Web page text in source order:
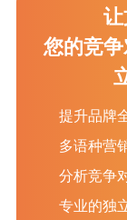
随时与客户保持
如何建设符合
1、稳定的国外
得好的排名。其
可以方面海外用
2、干净整洁的
让
您的竞争
提升品牌
多语种营
分析竞争
专业的独